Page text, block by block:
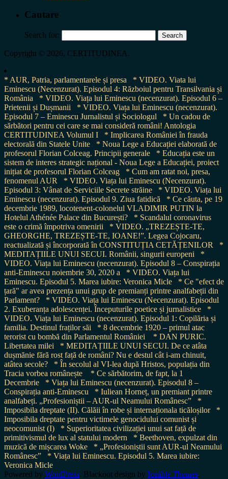
Cautare
Search for:
Copyright © 2026, CERTITUDINEA.
* AUR, Patria, parlamentarele și presa
* VIDEO. Viata lui
Eminescu (Necenzurat). Episodul 4: Războiul pentru Transilvania și
România
* VIDEO. Viața lui Eminescu (necenzurat). Episodul 6 –
Prietenii și Dușmanii
* VIDEO. Viața lui Eminescu (necenzurat).
Episodul 7 – Eminescu Jurnalistul și Sociologul
* Un cadou de
sărbători pentru cei care se mai consideră români! Antologia
CERTITUDINEA Volumul I
* Implicarea României în frauda
electorală din Statele Unite
* Noua Lege a Educației elaborată de
profesorul Florian Colceag. Principii generale
* Educația este un
sistem de interes strategic național - Noua Lege a Educației, proiect
inițiat de profesorul Florian Colceag
* Cum am ratat noi, presa,
fenomenul AUR
* VIDEO. Viața lui Eminescu (Necenzurat).
Episodul 3: Vânat de Serviciile Secrete străine
* VIDEO. Viața lui
Eminescu (necenzurat). Episodul 9. Ziua fatidică
* Ce căuta, pe 19
decembrie 1989, locotenent-colonelul VLADIMIR PUTIN la
Hotelul Athénée Palace din București?
* Scandalul coronavirus
este o crimă împotriva omenirii
* VIDEO. „TREZEȘTE-TE,
GHEORGHE, TREZEȘTE-TE, IOANE!”. Legea Cojocaru,
reactualizată și încorporată în CONSTITUȚIA CETĂȚENILOR
*
MEDITAȚIILE UNUI SECUI. Românii, singurii europeni
*
VIDEO. Viața lui Eminescu (necenzurat). Episodul 8 – Conspirația
anti-Eminescu noiembrie 30, 2020 a
* VIDEO. Viața lui
Eminescu. Episodul 5. Marea iubire: Veronica Micle
* Ce "efect de
țară" ar avea prezența unui grup de premianți printre analfabeții din
Parlament?
* VIDEO. Viața lui Eminescu (Necenzurat). Episodul
2. Exuberanța adolescenței. Începuturile poetice și jurnalistice
*
VIDEO. Viața lui Eminescu (necenzurat). Episodul 1: Copilăria și
familia. Destinul fraților săi
* 8 decembrie 1920 – primul atac
terorist cu bombă din Parlamentul României
* DAN PURIC.
Libertatea milei
* MEDITAȚIILE UNUI SECUI. De ce atâta
dușmănie fără rost față de români? Nu e destul cât i-am chinuit,
atâtea secole?
* În secolul al VI-lea după Hristos, populația din
Tracia vorbea românește
* Ce sărbătorim, de fapt, la 1
Decembrie
* Viața lui Eminescu (necenzurat). Episodul 8 –
Conspirația anti-Eminescu
* Iuliean Horneț, un premiant printre
analfabeți. „Profesioniștii – AUR-ul Neamului Românesc”
*
Imposibila dreptate (II). Călăii în robe și internaționala ticăloșilor
*
Imposibila dreptate pentru victimele genocidului comunist și
neocomunist (I)
* Superioritatea civilizației unui sat față de
primitivismul de lux al statului modern
* Beethoven, expulzat din
muzică de mișcarea Woke
* „Profesioniștii sunt AUR-ul Neamului
Românesc”
* Viața lui Eminescu. Episodul 5. Marea iubire:
Veronica Micle
Powered by WordPress. Blackoot design by Iceable Themes.